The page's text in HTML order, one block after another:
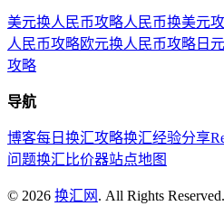
美元换人民币攻略人民币换美元
人民币攻略欧元换人民币攻略 日
攻略
导航
博客每日换汇攻略换汇经验分享
问题换汇比价器站点地图
© 2026 换汇网 . All Rights Reserved.